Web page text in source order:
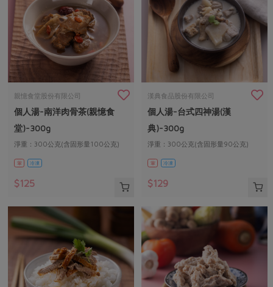
親憶食堂股份有限公司
個人湯-南洋肉骨茶(親憶食
堂)-300g
淨重：300公克(含固形量100公克)
葷 冷凍
$125
漢典食品股份有限公司
個人湯-台式四神湯(漢
典)-300g
淨重：300公克(含固形量90公克)
葷 冷凍
$129